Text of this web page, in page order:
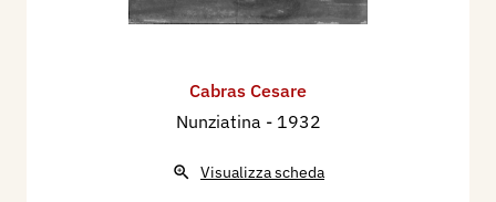
Cabras Cesare
Nunziatina - 1932
Visualizza scheda